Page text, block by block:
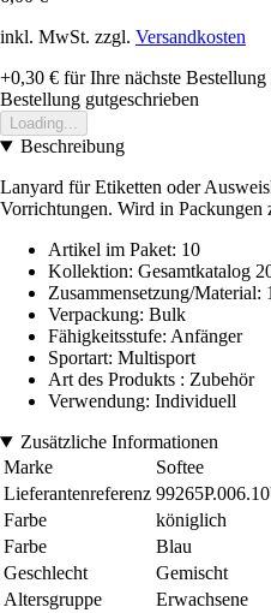
inkl. MwSt. zzgl. Versandkosten
+0,30 € für Ihre nächste Bestellung
Bestellung gutgeschrieben
Loading...
Beschreibung
Lanyard für Etiketten oder
Vorrichtungen. Wird in
Artikel im Paket: 10
Kollektion: Gesamtkatalog
Zusammensetzung/Material:
Verpackung: Bulk
Fähigkeitsstufe: Anfänger
Sportart: Multisport
Art des Produkts : Zubehör
Verwendung: Individuell
Zusätzliche Informationen
Marke
Softee
Lieferantenreferenz
Farbe
königlich
Farbe
Blau
Geschlecht
Gemischt
Altersgruppe
Erwachsene